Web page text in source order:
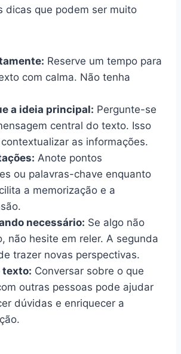
dicas que podem ser muito
Reserve um tempo para
com calma. Não tenha
a ideia principal: Pergunte-se
central do texto. Isso
as informações.
Anote pontos
ou palavras-chave enquanto
a memorização e a
necessário: Se algo não
não hesite em reler. A segunda
trazer novas perspectivas.
texto: Conversar sobre o que
outras pessoas pode ajudar
dúvidas e enriquecer a